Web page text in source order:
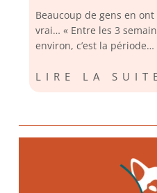
Beaucoup de gens en
vrai… « Entre les 3
environ, c’est la période…
LIRE LA